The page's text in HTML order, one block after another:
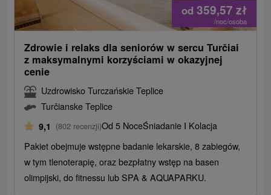
od 359,57 zł
/noc/osoba
Zdrowie i relaks dla seniorów w sercu Turčiai
z maksymalnymi korzyściami w okazyjnej
cenie
Uzdrowisko Turczańskie Teplice
Turčianske Teplice
9,1 (802 recenzji)Od 5 NoceŚniadanie I Kolacja
Pakiet obejmuje wstępne badanie lekarskie, 8 zabiegów,
w tym tlenoterapię, oraz bezpłatny wstęp na basen
olimpijski, do fitnessu lub SPA & AQUAPARKU.